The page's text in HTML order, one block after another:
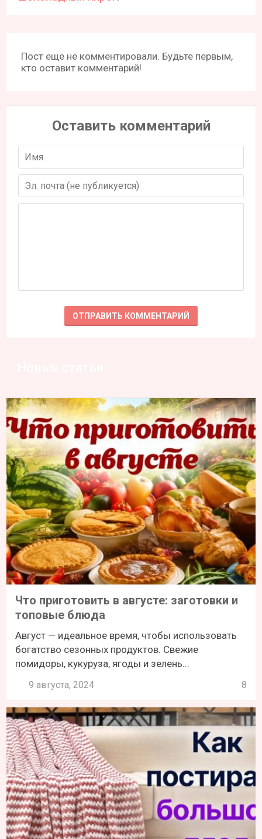
Пост еще не комментировали. Будьте первым,
кто оставит комментарий!
Оставить комментарий
Что приготовить в августе: заготовки и
топовые блюда
Август — идеальное время, чтобы использовать
богатство сезонных продуктов. Свежие
помидоры, кукуруза, ягоды и зелень...
9 августа, 2024 8